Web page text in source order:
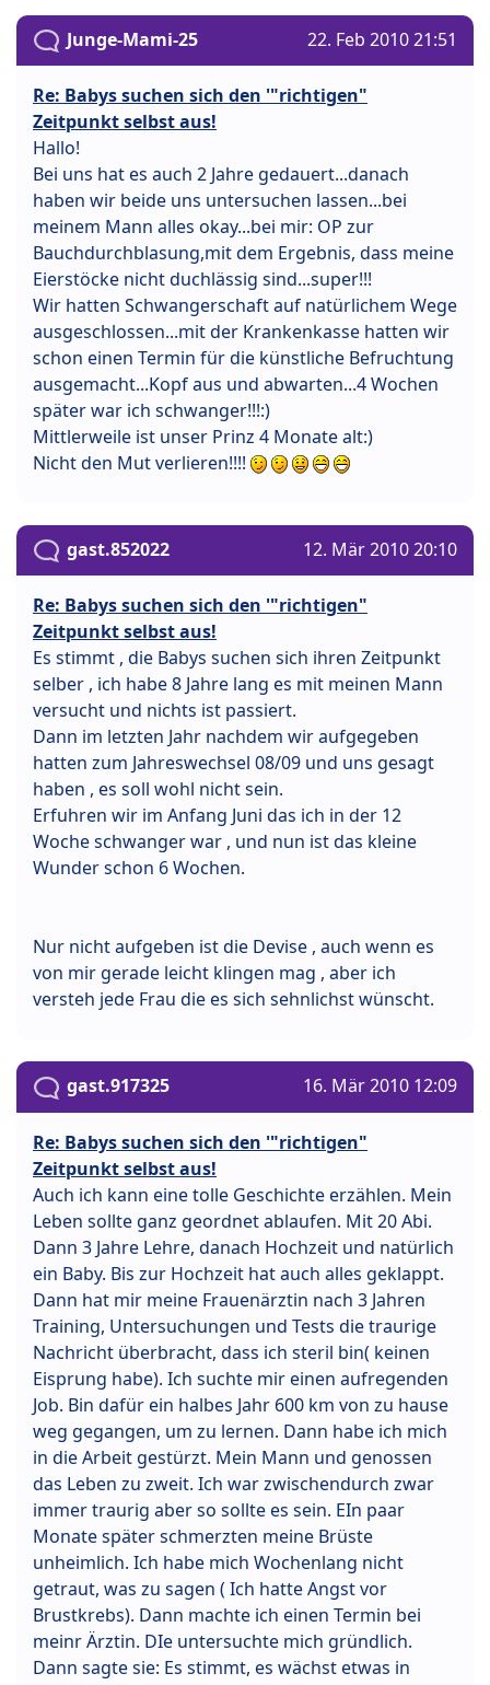
Junge-Mami-25 22. Feb 2010 21:51
Re: Babys suchen sich den '"richtigen"
Zeitpunkt selbst aus!
Hallo!
Bei uns hat es auch 2 Jahre gedauert...danach
haben wir beide uns untersuchen lassen...bei
meinem Mann alles okay...bei mir: OP zur
Bauchdurchblasung,mit dem Ergebnis, dass meine
Eierstöcke nicht duchlässig sind...super!!!
Wir hatten Schwangerschaft auf natürlichem Wege
ausgeschlossen...mit der Krankenkasse hatten wir
schon einen Termin für die künstliche Befruchtung
ausgemacht...Kopf aus und abwarten...4 Wochen
später war ich schwanger!!!:)
Mittlerweile ist unser Prinz 4 Monate alt:)
Nicht den Mut verlieren!!!!
gast.852022 12. Mär 2010 20:10
Re: Babys suchen sich den '"richtigen"
Zeitpunkt selbst aus!
Es stimmt , die Babys suchen sich ihren Zeitpunkt
selber , ich habe 8 Jahre lang es mit meinen Mann
versucht und nichts ist passiert.
Dann im letzten Jahr nachdem wir aufgegeben
hatten zum Jahreswechsel 08/09 und uns gesagt
haben , es soll wohl nicht sein.
Erfuhren wir im Anfang Juni das ich in der 12
Woche schwanger war , und nun ist das kleine
Wunder schon 6 Wochen.
Nur nicht aufgeben ist die Devise , auch wenn es
von mir gerade leicht klingen mag , aber ich
versteh jede Frau die es sich sehnlichst wünscht.
gast.917325 16. Mär 2010 12:09
Re: Babys suchen sich den '"richtigen"
Zeitpunkt selbst aus!
Auch ich kann eine tolle Geschichte erzählen. Mein
Leben sollte ganz geordnet ablaufen. Mit 20 Abi.
Dann 3 Jahre Lehre, danach Hochzeit und natürlich
ein Baby. Bis zur Hochzeit hat auch alles geklappt.
Dann hat mir meine Frauenärztin nach 3 Jahren
Training, Untersuchungen und Tests die traurige
Nachricht überbracht, dass ich steril bin( keinen
Eisprung habe). Ich suchte mir einen aufregenden
Job. Bin dafür ein halbes Jahr 600 km von zu hause
weg gegangen, um zu lernen. Dann habe ich mich
in die Arbeit gestürzt. Mein Mann und genossen
das Leben zu zweit. Ich war zwischendurch zwar
immer traurig aber so sollte es sein. EIn paar
Monate später schmerzten meine Brüste
unheimlich. Ich habe mich Wochenlang nicht
getraut, was zu sagen ( Ich hatte Angst vor
Brustkrebs). Dann machte ich einen Termin bei
meinr Ärztin. DIe untersuchte mich gründlich.
Dann sagte sie: Es stimmt, es wächst etwas in